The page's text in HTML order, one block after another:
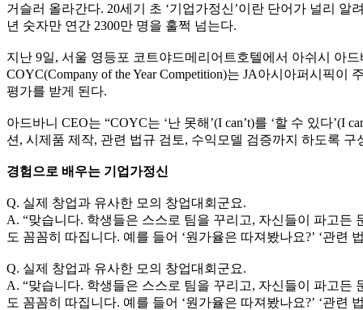
거슬러 올라간다. 20세기 초 ‘기업가정신’이란 단어가 널리
년 숫자만 연간 2300만 명을 훌쩍 넘는다.
지난 9일, 서울 영등포 코트야드메리어트호텔에서 아쉬시 아
COYC(Company of the Year Competition)는 JA아시아퍼시픽
평가를 받게 된다.
아드바니 CEO는 “COYC는 ‘난 못해’(I can’t)를 ‘할 수 있다
션, 시제품 제작, 관련 법규 검토, 수익모델 검증까지 하도록 구
경험으로 배우는 기업가정신
Q. 실제 창업과 유사한 모의 창업대회군요.
A. “맞습니다. 학생들은 스스로 팀을 꾸리고, 자신들이 파고
도 꼼꼼히 따집니다. 예를 들어 ‘원가율은 따져봤나요?’ ‘관
Q. 실제 창업과 유사한 모의 창업대회군요.
A. “맞습니다. 학생들은 스스로 팀을 꾸리고, 자신들이 파고
도 꼼꼼히 따집니다. 예를 들어 ‘원가율은 따져봤나요?’ ‘관